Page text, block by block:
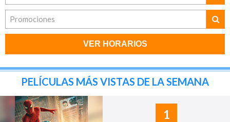
Promociones
VER HORARIOS
PELÍCULAS MÁS VISTAS DE LA SEMANA
1